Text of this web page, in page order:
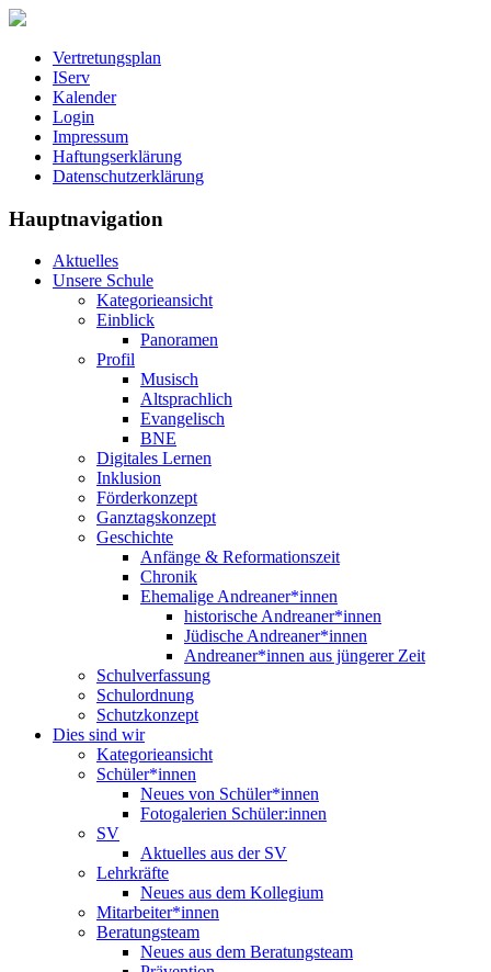
Vertretungsplan
IServ
Kalender
Login
Impressum
Haftungserklärung
Datenschutzerklärung
Hauptnavigation
Aktuelles
Unsere Schule
Kategorieansicht
Einblick
Panoramen
Profil
Musisch
Altsprachlich
Evangelisch
BNE
Digitales Lernen
Inklusion
Förderkonzept
Ganztagskonzept
Geschichte
Anfänge & Reformationszeit
Chronik
Ehemalige Andreaner*innen
historische Andreaner*innen
Jüdische Andreaner*innen
Andreaner*innen aus jüngerer Zeit
Schulverfassung
Schulordnung
Schutzkonzept
Dies sind wir
Kategorieansicht
Schüler*innen
Neues von Schüler*innen
Fotogalerien Schüler:innen
SV
Aktuelles aus der SV
Lehrkräfte
Neues aus dem Kollegium
Mitarbeiter*innen
Beratungsteam
Neues aus dem Beratungsteam